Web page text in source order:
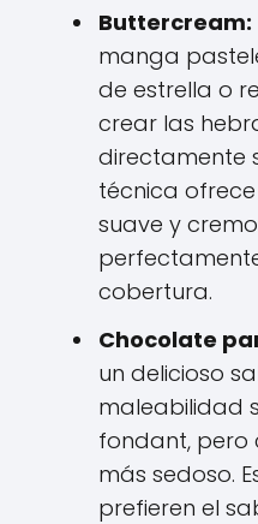
Buttercream:
manga
de estrella o
crear las
directamente
técnica
suave y
cobertura.
Chocolate
un delicioso
maleabilidad
fondant,
más sedoso.
prefieren el